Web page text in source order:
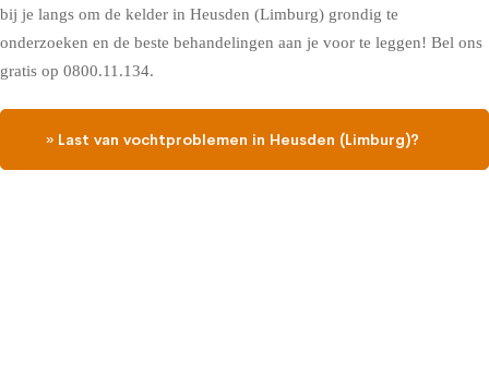
bij je langs om de kelder in Heusden (Limburg) grondig te
onderzoeken en de beste behandelingen aan je voor te leggen! Bel ons
gratis op 0800.11.134.
» Last van vochtproblemen in Heusden (Limburg)?